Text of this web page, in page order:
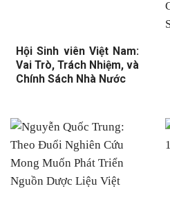
Hội Sinh viên Việt Nam:
Vai Trò, Trách Nhiệm, và
Chính Sách Nhà Nước